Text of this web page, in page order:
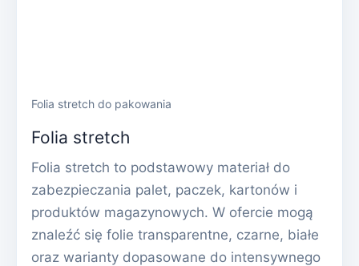
Folia stretch do pakowania
Folia stretch
Folia stretch to podstawowy materiał do
zabezpieczania palet, paczek, kartonów i
produktów magazynowych. W ofercie mogą
znaleźć się folie transparentne, czarne, białe
oraz warianty dopasowane do intensywnego